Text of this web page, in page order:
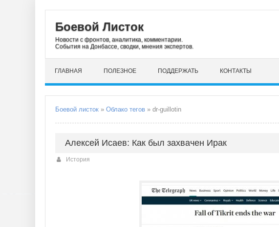
Боевой Листок
Новости с фронтов, аналитика, комментарии.
События на Донбассе, сводки, мнения экспертов.
ГЛАВНАЯ ПОЛЕЗНОЕ ПОДДЕРЖАТЬ КОНТАКТЫ
Боевой листок » Облако тегов » dr-guillotin
Алексей Исаев: Как был захвачен Ирак
История